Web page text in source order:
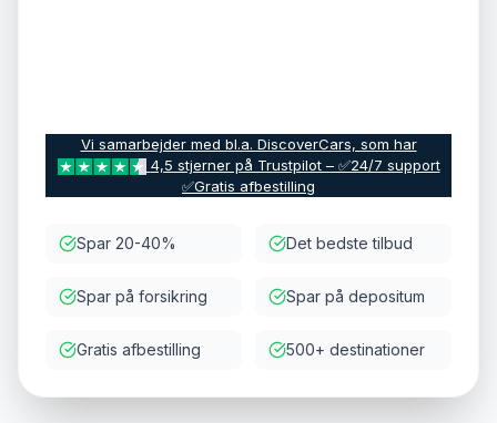
Vi samarbejder med bl.a. DiscoverCars, som har
4,5 stjerner på Trustpilot – ✅24/7 support
✅Gratis afbestilling
Spar 20-40% Det bedste tilbud
Spar på forsikring Spar på depositum
Gratis afbestilling 500+ destinationer